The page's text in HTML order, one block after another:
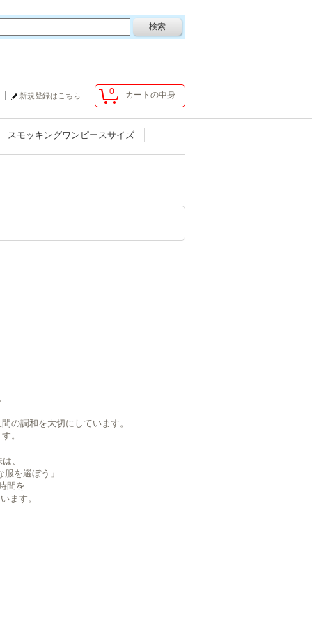
0 カートの中身
新規登録はこちら
スモッキングワンピースサイズ
の調和を大切にしています。
。
、
を選ぼう」
間を
ます。